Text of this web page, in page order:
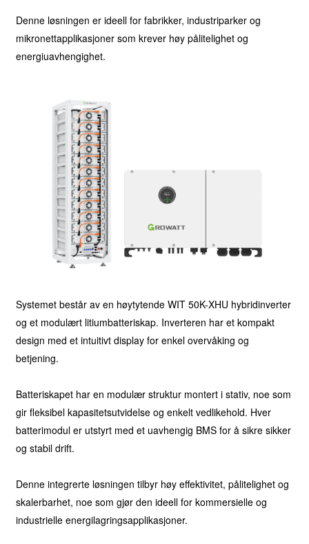
Denne løsningen er ideell for fabrikker, industriparker og
mikronettapplikasjoner som krever høy pålitelighet og
energiuavhengighet.
Systemet består av en høytytende WIT 50K-XHU hybridinverter
og et modulært litiumbatteriskap. Inverteren har et kompakt
design med et intuitivt display for enkel overvåking og
betjening.
Batteriskapet har en modulær struktur montert i stativ, noe som
gir fleksibel kapasitetsutvidelse og enkelt vedlikehold. Hver
batterimodul er utstyrt med et uavhengig BMS for å sikre sikker
og stabil drift.
Denne integrerte løsningen tilbyr høy effektivitet, pålitelighet og
skalerbarhet, noe som gjør den ideell for kommersielle og
industrielle energilagringsapplikasjoner.